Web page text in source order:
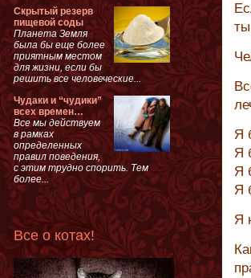
Я
Я
Я
Я
Я
Скрытый резерв
пищевой соды
Планета Земля
была бы еще более
приятным местом
для жизни, если бы
решить все человеческие...
Чудаки и “чудики”
всех времен…
Все мы действуем
в рамках
определенных
правил поведения,
с этим трудно спорить. Тем
более...
Все о котах!